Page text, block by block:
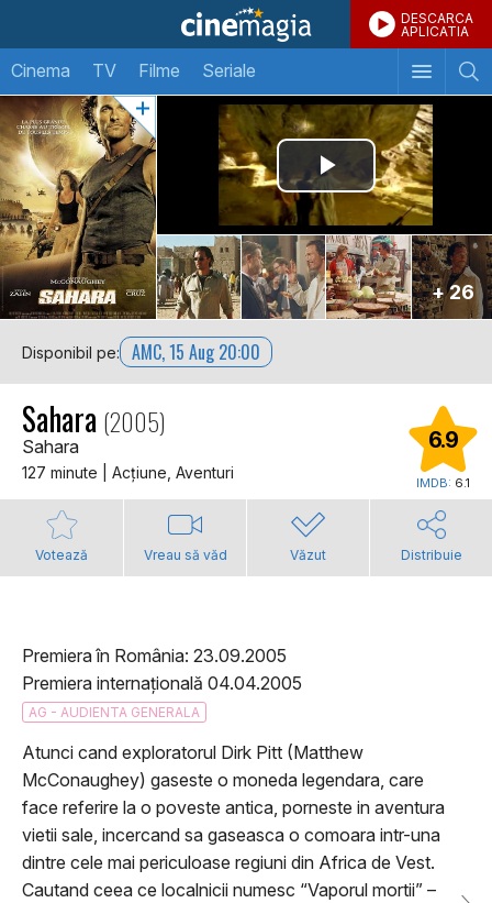
DESCARCA
APLICATIA
Cinema TV Filme Seriale
+ 26
Disponibil pe: AMC, 15 Aug 20:00
Sahara (2005)
Sahara
127 minute | Acţiune, Aventuri
6.9
IMDB: 6.1
Votează Vreau să văd Văzut Distribuie
Premiera în România: 23.09.2005
Premiera internațională 04.04.2005
AG - AUDIENTA GENERALA
Atunci cand exploratorul Dirk Pitt (Matthew
McConaughey) gaseste o moneda legendara, care
face referire la o poveste antica, porneste in aventura
vietii sale, incercand sa gaseasca o comoara intr-una
dintre cele mai periculoase regiuni din Africa de Vest.
Cautand ceea ce localnicii numesc “Vaporul mortii” –